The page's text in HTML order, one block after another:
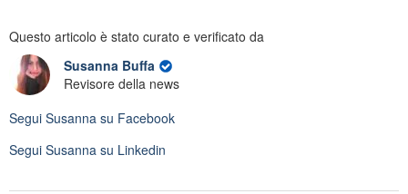
Questo articolo è stato curato e verificato da
Susanna Buffa
Revisore della news
Segui Susanna su Facebook
Segui Susanna su Linkedin